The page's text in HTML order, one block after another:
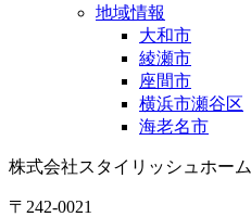
地域情報
大和市
綾瀬市
座間市
横浜市瀬谷区
海老名市
株式会社スタイリッシュホーム
〒242-0021